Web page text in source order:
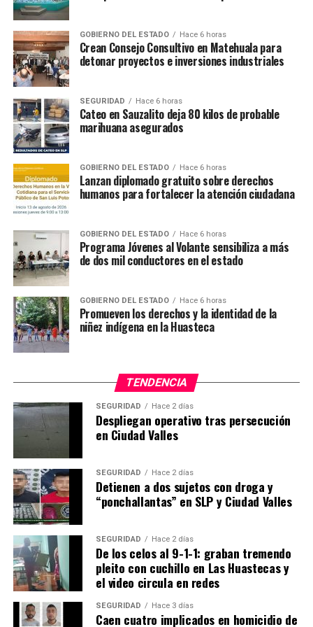
GOBIERNO DEL ESTADO Hace 6 horas
Crean Consejo Consultivo en Matehuala para
detonar proyectos e inversiones industriales
SEGURIDAD Hace 6 horas
Cateo en Sauzalito deja 80 kilos de probable
marihuana asegurados
GOBIERNO DEL ESTADO Hace 6 horas
Lanzan diplomado gratuito sobre derechos
humanos para fortalecer la atención ciudadana
GOBIERNO DEL ESTADO Hace 6 horas
Programa Jóvenes al Volante sensibiliza a más
de dos mil conductores en el estado
GOBIERNO DEL ESTADO Hace 6 horas
Promueven los derechos y la identidad de la
niñez indígena en la Huasteca
TENDENCIA
SEGURIDAD Hace 2 días
Despliegan operativo tras persecución
en Ciudad Valles
SEGURIDAD Hace 2 días
Detienen a dos sujetos con droga y
“ponchallantas” en SLP y Ciudad Valles
SEGURIDAD Hace 2 días
De los celos al 9-1-1: graban tremendo
pleito con cuchillo en Las Huastecas y
el video circula en redes
SEGURIDAD Hace 3 días
Caen cuatro implicados en homicidio de